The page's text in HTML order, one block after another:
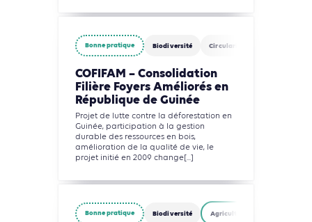
Bonne pratique Biodiversité Circularité
COFIFAM – Consolidation
Filière Foyers Améliorés en
République de Guinée
Projet de lutte contre la déforestation en
Guinée, participation à la gestion
durable des ressources en bois,
amélioration de la qualité de vie, le
projet initié en 2009 change[...]
Bonne pratique Biodiversité Agriculture, Foresterie et